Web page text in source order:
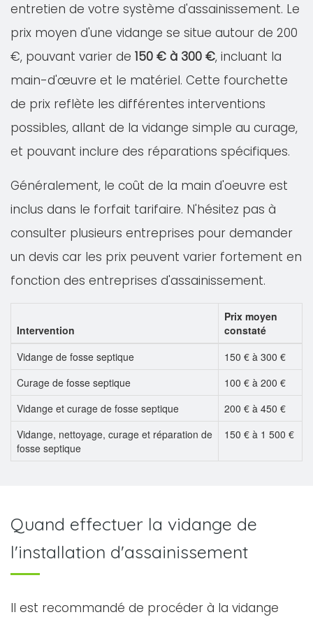
entretien de votre système d'assainissement. Le
prix moyen d'une vidange se situe autour de 200
€, pouvant varier de 150 € à 300 €, incluant la
main-d'œuvre et le matériel. Cette fourchette
de prix reflète les différentes interventions
possibles, allant de la vidange simple au curage,
et pouvant inclure des réparations spécifiques.
Généralement, le coût de la main d'oeuvre est
inclus dans le forfait tarifaire. N'hésitez pas à
consulter plusieurs entreprises pour demander
un devis car les prix peuvent varier fortement en
fonction des entreprises d'assainissement.
Intervention
Prix moyen
constaté
Vidange de fosse septique
150 € à 300 €
Curage de fosse septique
100 € à 200 €
Vidange et curage de fosse septique
200 € à 450 €
Vidange, nettoyage, curage et réparation de
fosse septique
150 € à 1 500 €
Quand effectuer la vidange de
l'installation d'assainissement
Il est recommandé de procéder à la vidange